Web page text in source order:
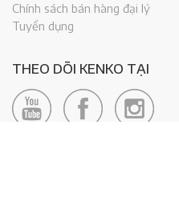
Chính sách bán hàng đại lý
Tuyển dụng
THEO DÕI KENKO TẠI